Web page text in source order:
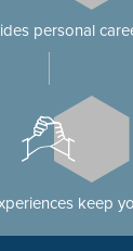
personal
keep